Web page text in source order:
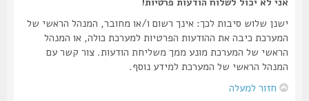
ישנן שלוש סיבות לכך: אינך רשום ו/או מחובר, המנהל הראשי של
המערכת כיבה את ההודעות הפרטיות למערכת כולה, או המנהל
הראשי של המערכת מונע ממך משליחת הודעות. צור קשר עם
המנהל הראשי של המערכת למידע נוסף.
חזור למעלה